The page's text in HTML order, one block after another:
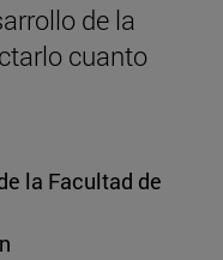
de la
cuanto
la Facultad de